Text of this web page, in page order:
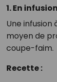
1. En
Une
moyen de
coupe-faim.
Recette :